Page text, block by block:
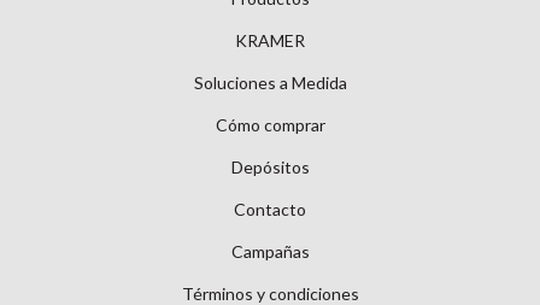
KRAMER
Soluciones a Medida
Cómo comprar
Depósitos
Contacto
Campañas
Términos y condiciones